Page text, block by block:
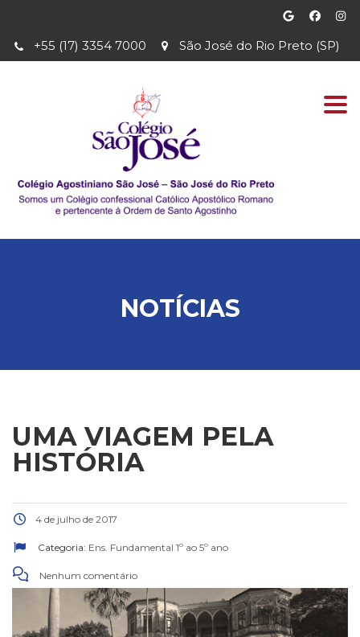
São José do Rio Preto (SP)
+55 (17) 3354 7000
NOTÍCIAS
UMA VIAGEM PELA
HISTÓRIA
4 de julho de 2017
Categoria: Ens. Fundamental 1º ao 5º ano
Nenhum comentário